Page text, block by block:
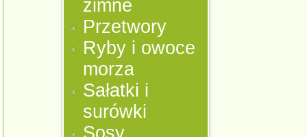
zimne
Przetwory
Ryby i owoce
morza
Sałatki i
surówki
Sosy